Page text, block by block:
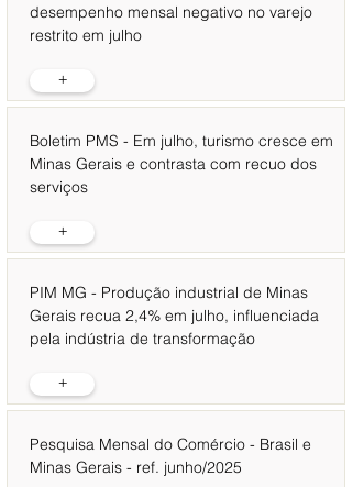
desempenho mensal negativo no varejo
restrito em julho
+
Boletim PMS - Em julho, turismo cresce em
Minas Gerais e contrasta com recuo dos
serviços
+
PIM MG - Produção industrial de Minas
Gerais recua 2,4% em julho, influenciada
pela indústria de transformação
+
Pesquisa Mensal do Comércio - Brasil e
Minas Gerais - ref. junho/2025